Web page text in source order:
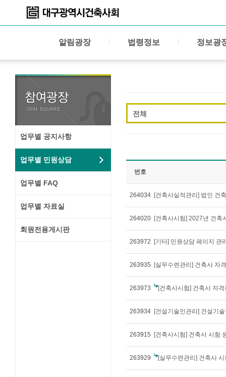
알림광장 법령정보 정보광
업무별 공지사항
업무별 민원상담
업무별 FAQ
업무별 자료실
회원전용게시판
전체
번호
264034
264020 [건축사시험] 2027년 건축
263972 [기타] 민원상담 페이지 관
263935
263973 [건축사시험] 건축사 자격제
263934 [건설기술인관리] 건설기
263915 [건축사시험] 건축사 시험
263929 [실무수련관리] 건축사